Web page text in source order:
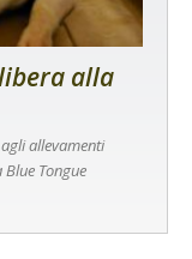
alla
allevamenti
Tongue